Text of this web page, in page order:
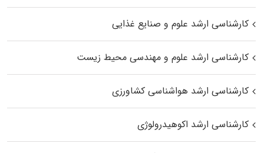
کارشناسی ارشد علوم و صنایع غذایی
کارشناسی ارشد علوم و مهندسی محیط زیست
کارشناسی ارشد هواشناسی کشاورزی
کارشناسی ارشد اکوهیدرولوژی